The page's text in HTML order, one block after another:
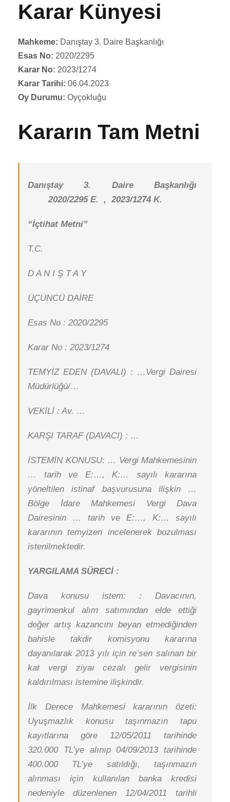
Karar Künyesi
Mahkeme: Danıştay 3. Daire Başkanlığı
Esas No: 2020/2295
Karar No: 2023/1274
Karar Tarihi: 06.04.2023
Oy Durumu: Oyçokluğu
Kararın Tam Metni
Danıştay 3. Daire Başkanlığı
2020/2295 E. , 2023/1274 K.
“İçtihat Metni”
T.C.
D A N I Ş T A Y
ÜÇÜNCÜ DAİRE
Esas No : 2020/2295
Karar No : 2023/1274
TEMYİZ EDEN (DAVALI) : …Vergi Dairesi
Müdürlüğü/…
VEKİLİ : Av. …
KARŞI TARAF (DAVACI) : …
İSTEMİN KONUSU: … Vergi Mahkemesinin
… tarih ve E:…, K:… sayılı kararına
yöneltilen istinaf başvurusuna ilişkin …
Bölge İdare Mahkemesi Vergi Dava
Dairesinin … tarih ve E:…, K:… sayılı
kararının temyizen incelenerek bozulması
istenilmektedir.
YARGILAMA SÜRECİ :
Dava konusu istem: : Davacının,
gayrimenkul alım satımından elde ettiği
değer artış kazancını beyan etmediğinden
bahisle takdir komisyonu kararına
dayanılarak 2013 yılı için re’sen salınan bir
kat vergi ziyaı cezalı gelir vergisinin
kaldırılması istemine ilişkindir.
İlk Derece Mahkemesi kararının özeti:
Uyuşmazlık konusu taşınmazın tapu
kayıtlarına göre 12/05/2011 tarihinde
320.000 TL’ye alınıp 04/09/2013 tarihinde
400.000 TL’ye satıldığı, taşınmazın
alınması için kullanılan banka kredisi
nedeniyle düzenlenen 12/04/2011 tarihli